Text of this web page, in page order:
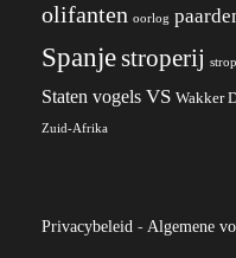
olifanten oorlog
Spanjestroperij
Staten vogels VS Wakker
Zuid-Afrika
Privacybeleid - Algemene